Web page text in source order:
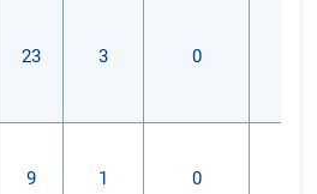
23 3 0
9 1 0